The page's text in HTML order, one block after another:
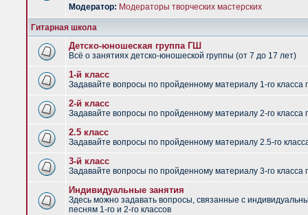
Модератор: Модераторы творческих мастерских
Гитарная школа
Детско-юношеская группа ГШ
Всё о занятиях детско-юношеской группы (от 7 до 17 лет)
1-й класс
Задавайте вопросы по пройденному материалу 1-го класса
2-й класс
Задавайте вопросы по пройденному материалу 2-го класса
2.5 класс
Задавайте вопросы по пройденному материалу 2.5-го
3-й класс
Задавайте вопросы по пройденному материалу 3-го класса
Индивидуальные занятия
Здесь можно задавать вопросы, связанные с
песням 1-го и 2-го классов